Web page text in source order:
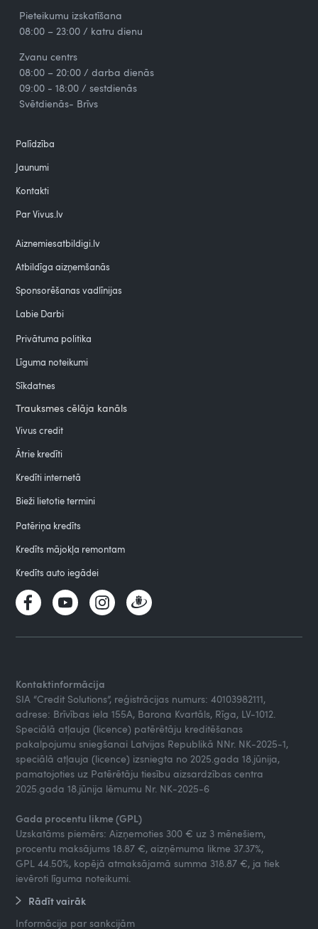
Pieteikumu izskatīšana
08:00 – 23:00 / katru dienu
Zvanu centrs
08:00 – 20:00 / darba dienās
09:00 - 18:00 / sestdienās
Svētdienās- Brīvs
Palīdzība
Jaunumi
Kontakti
Par Vivus.lv
Aiznemiesatbildigi.lv
Atbildīga aizņemšanās
Sponsorēšanas vadlīnijas
Labie Darbi
Privātuma politika
Līguma noteikumi
Sīkdatnes
Trauksmes cēlāja kanāls
Vivus credit
Ātrie kredīti
Kredīti internetā
Bieži lietotie termini
Patēriņa kredīts
Kredīts mājokļa remontam
Kredīts auto iegādei
Kontaktinformācija
SIA “Credit Solutions”, reģistrācijas numurs: 40103982111,
adrese: Brīvības iela 155A, Barona Kvartāls, Rīga, LV-1012.
Speciālā atļauja (licence) patērētāju kreditēšanas
pakalpojumu sniegšanai Latvijas Republikā NNr. NK-2025-1,
speciālā atļauja (licence) izsniegta no 2025.gada 18.jūnija,
pamatojoties uz Patērētāju tiesību aizsardzības centra
2025.gada 18.jūnija lēmumu Nr. NK-2025-6
Gada procentu likme (GPL)
Uzskatāms piemērs: Aizņemoties 300 € uz 3 mēnešiem,
procentu maksājums 18.87 €, aizņēmuma likme 37.37%,
GPL 44.50%, kopējā atmaksājamā summa 318.87 €, ja tiek
ievēroti līguma noteikumi.
Rādīt vairāk
Informācija par sankcijām